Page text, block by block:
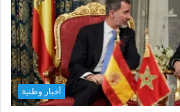
أخبار وطنية